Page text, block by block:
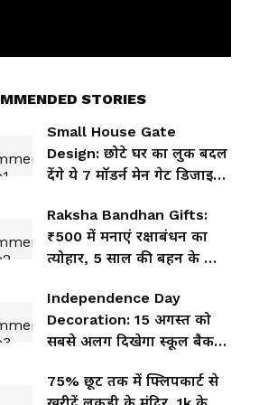
STORIES
Small House Gate
Design: छोटे घर का लुक बदल
देंगे ये 7 मॉडर्न मेन गेट डिजाइन,
Raksha Bandhan Gifts:
₹500 में मनाएं रक्षाबंधन का
त्योहार, 5 साल की बहन के लिए
Independence Day
Decoration: 15 अगस्त को
सबसे अलग दिखेगा स्कूल बैक
आइडिया
75% छूट तक में फ्लिपकार्ट से